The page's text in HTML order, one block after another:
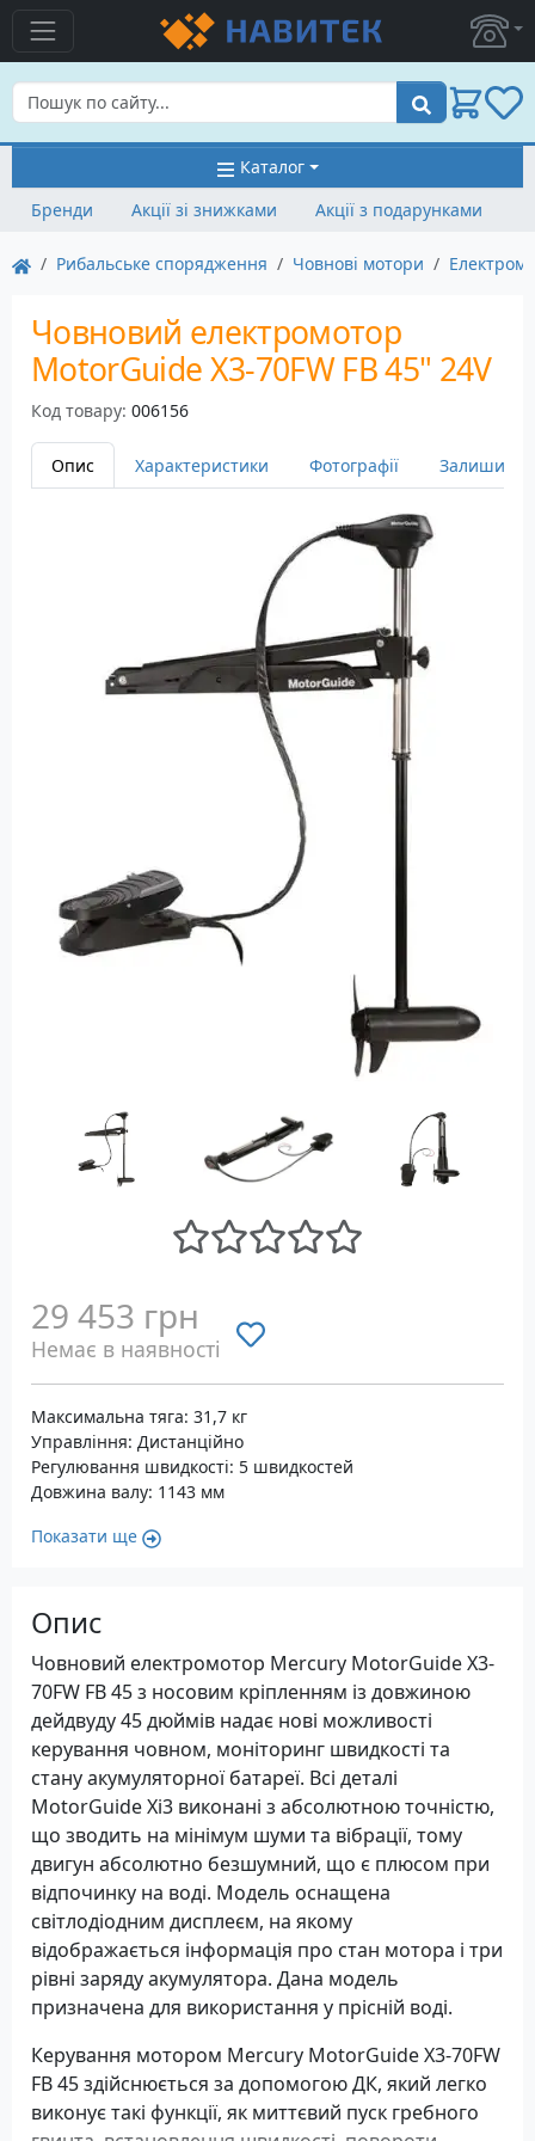
Пошук
Каталог
Бренди
Акції зі знижками Акції з подарунками
Рибальське спорядження Човнові мотори
Човновий електромотор
MotorGuide X3-70FW FB 45" 24V
Код товару: 006156
Опис Характеристики Фотографії Залишити
29 453 грн
Немає в наявності
Максимальна тяга: 31,7 кг
Управління: Дистанційно
Регулювання швидкості: 5 швидкостей
Довжина валу: 1143 мм
Показати ще
Опис
Човновий електромотор Mercury MotorGuide X3-
70FW FB 45 з носовим кріпленням із довжиною
дейдвуду 45 дюймів надає нові можливості
керування човном, моніторинг швидкості та
стану акумуляторної батареї. Всі деталі
MotorGuide Xi3 виконані з абсолютною точністю,
що зводить на мінімум шуми та вібрації, тому
двигун абсолютно безшумний, що є плюсом при
відпочинку на воді. Модель оснащена
світлодіодним дисплеєм, на якому
відображається інформація про стан мотора і три
рівні заряду акумулятора. Дана модель
призначена для використання у прісній воді.
Керування мотором Mercury MotorGuide X3-70FW
FB 45 здійснюється за допомогою ДК, який легко
виконує такі функції, як миттєвий пуск гребного